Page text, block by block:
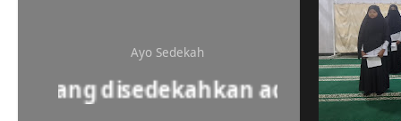
Ayo Sedekah
disedekahkan adalah